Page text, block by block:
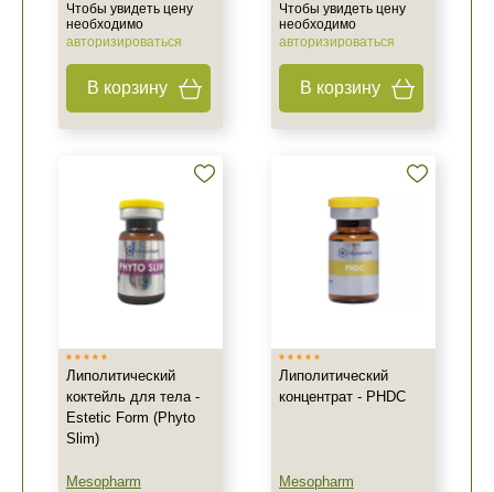
Чтобы увидеть цену
необходимо
авторизироваться
В корзину
Чтобы увидеть цену
необходимо
авторизироваться
В корзину
Липолитический
коктейль для тела -
Estetic Form (Phyto
Slim)
Mesopharm
Липолитический
концентрат - PHDC
Mesopharm